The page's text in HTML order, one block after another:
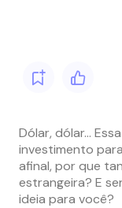
Dólar, dólar…
investimento
afinal, por que
estrangeira? E
ideia para você?